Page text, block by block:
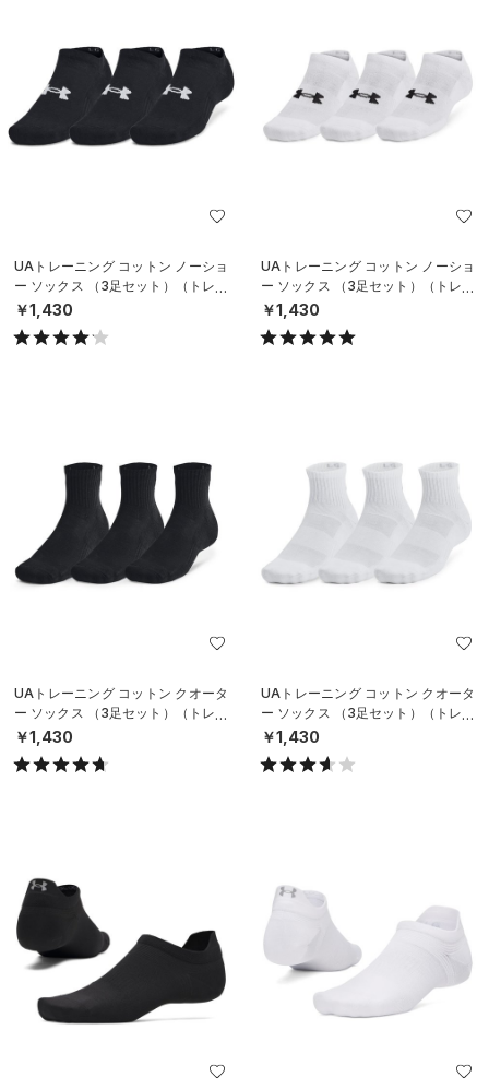
UAトレーニング コットン ノーショ
ー ソックス （3足セット）（トレー
ニング/UNISEX）
￥1,430
UAトレーニング コットン ノーショ
ー ソックス （3足セット）（トレー
ニング/UNISEX）
￥1,430
UAトレーニング コットン クオータ
ー ソックス （3足セット）（トレー
ニング/UNISEX）
￥1,430
UAトレーニング コットン クオータ
ー ソックス （3足セット）（トレー
ニング/UNISEX）
￥1,430